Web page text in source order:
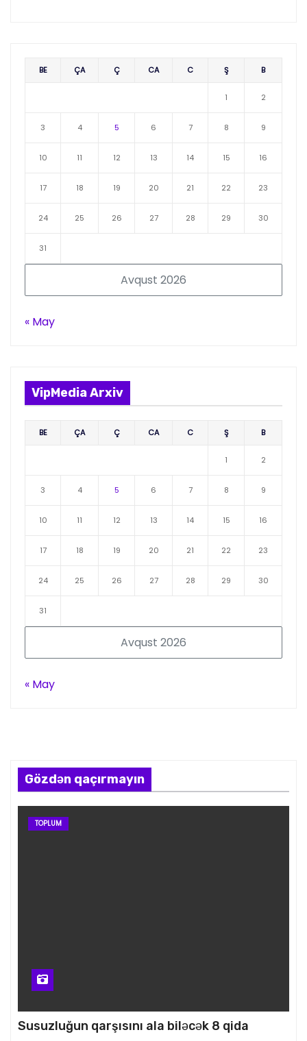
Avqust 2026
BE ÇA Ç CA C Ş B
1 2
3 4 5 6 7 8 9
10 11 12 13 14 15 16
17 18 19 20 21 22 23
24 25 26 27 28 29 30
31
« May
VipMedia Arxiv
Avqust 2026
BE ÇA Ç CA C Ş B
1 2
3 4 5 6 7 8 9
10 11 12 13 14 15 16
17 18 19 20 21 22 23
24 25 26 27 28 29 30
31
« May
Gözdən qaçırmayın
TOPLUM
Susuzluğun qarşısını ala biləcək 8 qida